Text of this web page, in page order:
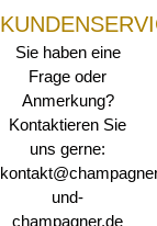
Sie haben eine
Frage oder
Anmerkung?
Kontaktieren Sie
uns gerne:
und-
champagner.de